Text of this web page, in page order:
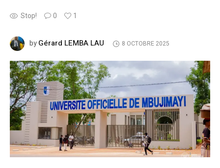
Stop! 0 1
byGérard LEMBA LAU 8 OCTOBRE 2025